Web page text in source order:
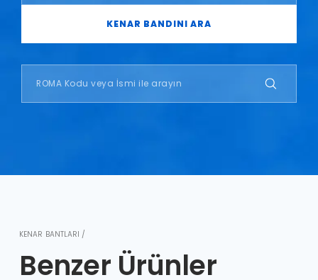
KENAR BANDINI ARA
KENAR BANTLARI /
Benzer Ürünler